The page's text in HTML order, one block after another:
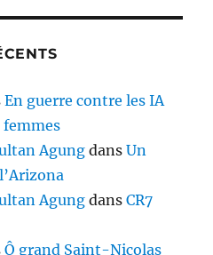
En guerre contre les IA
Agung dansUn
Agung dansCR7
Ô grand Saint-Nicolas